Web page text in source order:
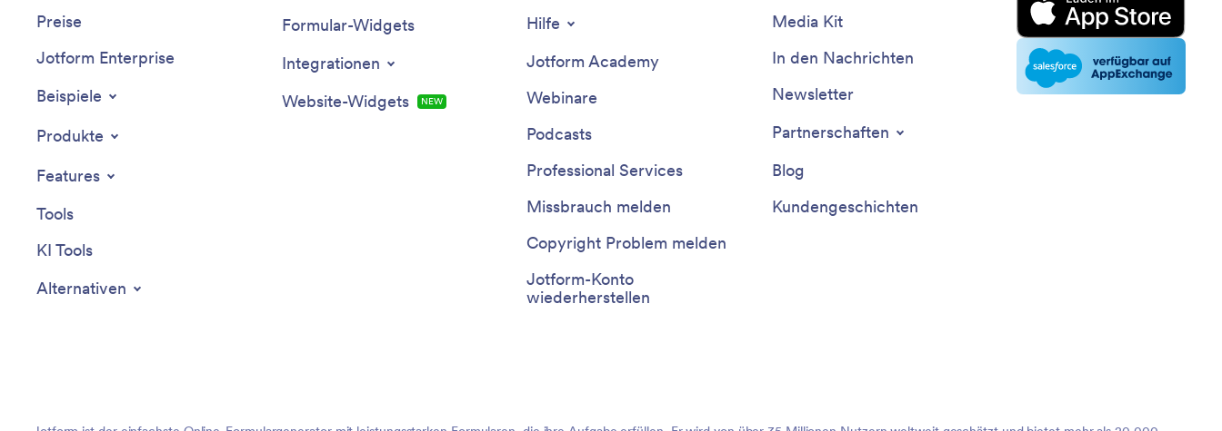
Preise
Jotform Enterprise
Beispiele
Produkte
Features
Tools
KI Tools
Alternativen
Formular-Widgets
Integrationen
Website-Widgets
NEW
Hilfe
Jotform Academy
Webinare
Podcasts
Professional Services
Missbrauch melden
Copyright Problem melden
Jotform-Konto
wiederherstellen
Media Kit
In den Nachrichten
Newsletter
Partnerschaften
Blog
Kundengeschichten